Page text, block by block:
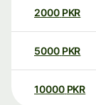
2000 PKR
5000 PKR
10000 PKR